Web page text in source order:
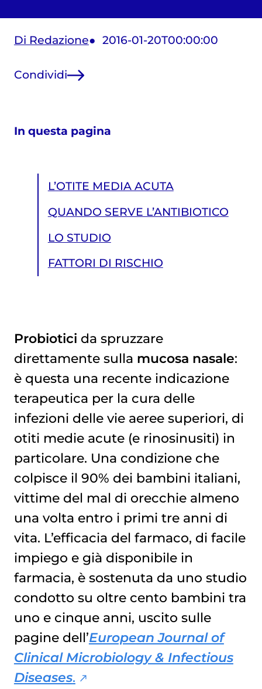
Di Redazione 2016-01-20T00:00:00
Condividi
In questa pagina
L’OTITE MEDIA ACUTA
QUANDO SERVE L’ANTIBIOTICO
LO STUDIO
FATTORI DI RISCHIO
Probiotici da spruzzare
direttamente sulla mucosa nasale:
è questa una recente indicazione
terapeutica per la cura delle
infezioni delle vie aeree superiori, di
otiti medie acute (e rinosinusiti) in
particolare. Una condizione che
colpisce il 90% dei bambini italiani,
vittime del mal di orecchie almeno
una volta entro i primi tre anni di
vita. L’efficacia del farmaco, di facile
impiego e già disponibile in
farmacia, è sostenuta da uno studio
condotto su oltre cento bambini tra
uno e cinque anni, uscito sulle
pagine dell’European Journal of
Clinical Microbiology & Infectious
Diseases.